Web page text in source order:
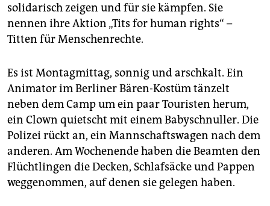
solidarisch zeigen und für sie kämpfen. Sie
nennen ihre Aktion „Tits for human rights“ –
Titten für Menschenrechte.
Es ist Montagmittag, sonnig und arschkalt. Ein
Animator im Berliner Bären-Kostüm tänzelt
neben dem Camp um ein paar Touristen herum,
ein Clown quietscht mit einem Babyschnuller. Die
Polizei rückt an, ein Mannschaftswagen nach dem
anderen. Am Wochenende haben die Beamten den
Flüchtlingen die Decken, Schlafsäcke und Pappen
weggenommen, auf denen sie gelegen haben.